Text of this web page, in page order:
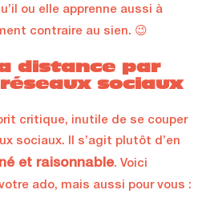
ou elle apprenne aussi à
contraire au sien. 😉
distance par
sociaux
critique, inutile de se couper
sociaux. Il s’agit plutôt d’en
et raisonnable. Voici
ado, mais aussi pour vous :